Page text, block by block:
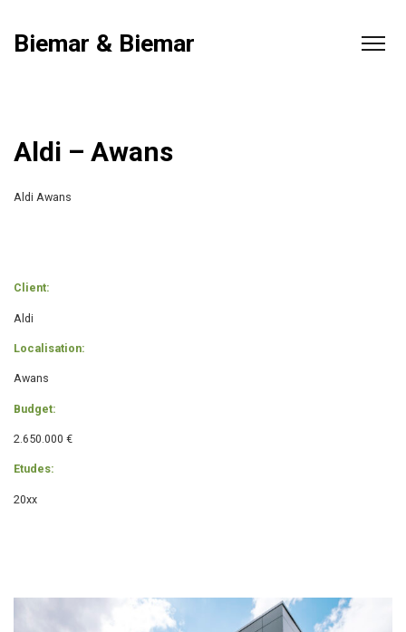
Biemar & Biemar
Aldi – Awans
Aldi Awans
Client:
Aldi
Localisation:
Awans
Budget:
2.650.000 €
Etudes:
20xx